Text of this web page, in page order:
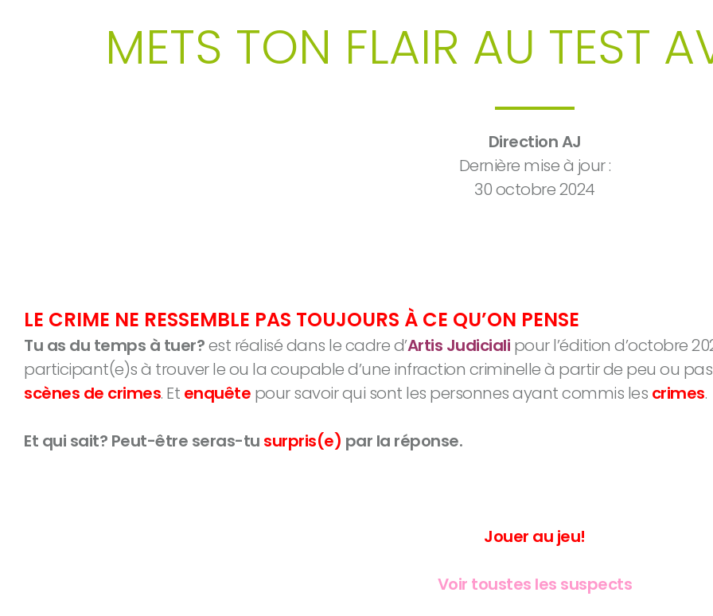
METS TON FLAIR AU TEST
Direction AJ
Dernière mise à jour :
30 octobre 2024
LE CRIME NE RESSEMBLE PAS TOUJOURS À CE QU’ON PENSE
Tu as du temps à tuer?est réalisé dans le cadre d’Artis Judiciali pour l’édition d’octobre
participant(e)s à trouver le ou la coupable d’une infraction criminelle à partir de peu ou pas
scènes de crimes. Et enquête pour savoir qui sont les personnes ayant commis les crimes.
Et qui sait? Peut-être seras-tu surpris(e) par la réponse.
Jouer au jeu!
Voir toustes les suspects